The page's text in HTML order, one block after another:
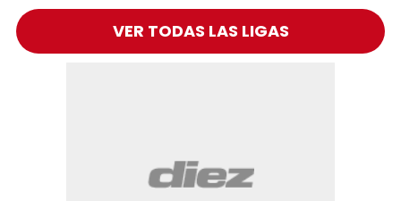
VER TODAS LAS LIGAS